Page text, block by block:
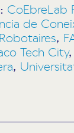
CoEbreLab
de
,
Tech City,
,